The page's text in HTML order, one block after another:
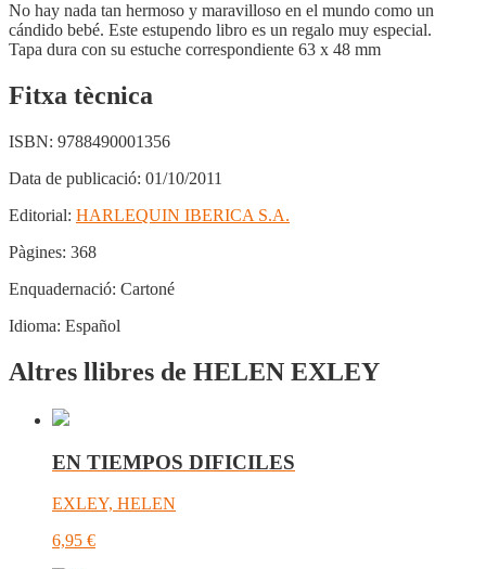
No hay nada tan hermoso y maravilloso en el mundo como un
cándido bebé. Este estupendo libro es un regalo muy especial.
Tapa dura con su estuche correspondiente 63 x 48 mm
Fitxa tècnica
ISBN: 9788490001356
Data de publicació: 01/10/2011
Editorial: HARLEQUIN IBERICA S.A.
Pàgines: 368
Enquadernació: Cartoné
Idioma: Español
Altres llibres de HELEN EXLEY
EN TIEMPOS DIFICILES
EXLEY, HELEN
6,95 €